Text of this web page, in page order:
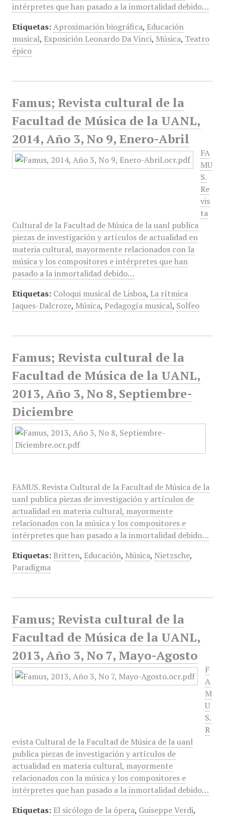
intérpretes que han pasado a la inmortalidad debido…
Etiquetas: Aproximación biográfica, Educación
musical, Exposición Leonardo Da Vinci, Música, Teatro
épico
Famus; Revista cultural de la
Facultad de Música de la UANL,
2014, Año 3, No 9, Enero-Abril
FA
MU
S.
Re
vis
ta
Cultural de la Facultad de Música de la uanl publica
piezas de investigación y artículos de actualidad en
materia cultural, mayormente relacionados con la
música y los compositores e intérpretes que han
pasado a la inmortalidad debido…
Etiquetas: Coloqui musical de Lisboa, La rítmica
Jaques-Dalcroze, Música, Pedagogía musical, Solfeo
Famus; Revista cultural de la
Facultad de Música de la UANL,
2013, Año 3, No 8, Septiembre-
Diciembre
FAMUS. Revista Cultural de la Facultad de Música de la
uanl publica piezas de investigación y artículos de
actualidad en materia cultural, mayormente
relacionados con la música y los compositores e
intérpretes que han pasado a la inmortalidad debido…
Etiquetas: Britten, Educación, Música, Nietzsche,
Paradigma
Famus; Revista cultural de la
Facultad de Música de la UANL,
2013, Año 3, No 7, Mayo-Agosto
F
A
M
U
S.
R
evista Cultural de la Facultad de Música de la uanl
publica piezas de investigación y artículos de
actualidad en materia cultural, mayormente
relacionados con la música y los compositores e
intérpretes que han pasado a la inmortalidad debido…
Etiquetas: El sicólogo de la ópera, Guiseppe Verdi,